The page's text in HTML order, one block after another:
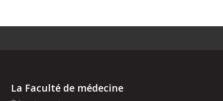
La Faculté de médecine